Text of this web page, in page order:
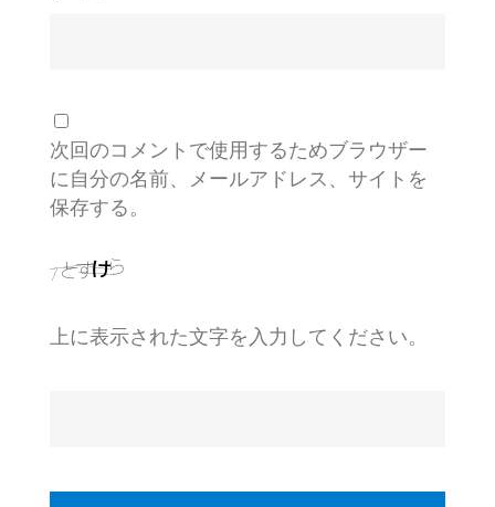
次回のコメントで使用するためブラウザー
に自分の名前、メールアドレス、サイトを
保存する。
上に表示された文字を入力してください。